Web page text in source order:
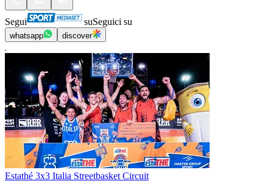
Segui suSeguici su
whatsapp discover
Estathé 3x3 Italia Streetbasket Circuit